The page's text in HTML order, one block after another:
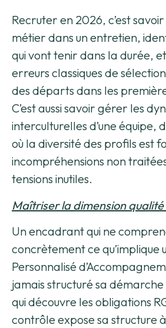
Recruter en 2026, c’est
métier dans un entretien,
qui vont tenir dans la durée,
erreurs classiques de
des départs dans les
C’est aussi savoir gérer les
interculturelles d’une équipe,
où la diversité des profils est
incompréhensions non
tensions inutiles.
Maîtriser la dimension qualité
Un encadrant qui ne
concrètement ce qu’implique
Personnalisé
jamais structuré sa
qui découvre les obligations
contrôle expose sa structure